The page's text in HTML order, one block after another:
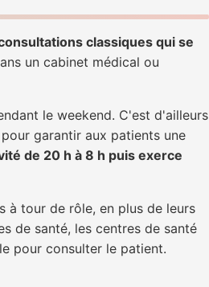
classiques qui se
un cabinet médical ou
le weekend. C'est d'ailleurs
garantir aux patients une
de 20 h à 8 h puis exerce
à tour de rôle, en plus de leurs
de santé, les centres de santé
pour consulter le patient.